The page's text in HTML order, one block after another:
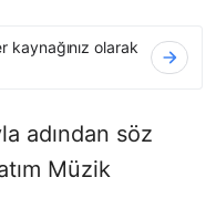
kaynağınız olarak
adından söz
Müzik